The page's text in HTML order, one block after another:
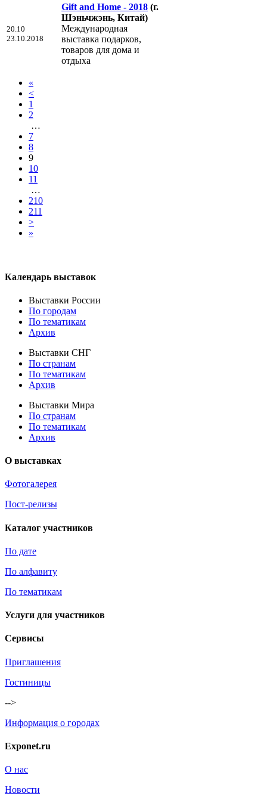
20.10
23.10.2018
Gift and Home - 2018 (г.
Шэньчжэнь, Китай)
Международная
выставка подарков,
товаров для дома и
отдыха
«
<
1
2
…
7
8
9
10
11
…
210
211
>
»
Календарь выставок
Выставки России
По городам
По тематикам
Архив
Выставки СНГ
По странам
По тематикам
Архив
Выставки Мира
По странам
По тематикам
Архив
О выставках
Фотогалерея
Пост-релизы
Каталог участников
По дате
По алфавиту
По тематикам
Услуги для участников
Сервисы
Приглашения
Гостиницы
-->
Информация о городах
Exponet.ru
О нас
Новости